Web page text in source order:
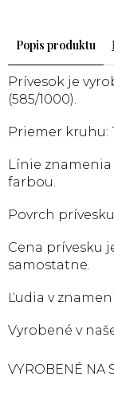
Popis
Prívesok je
(585/1000).
Priemer kruhu:
Línie
farbou.
Povrch
Cena prívesku
samostatne.
Ľudia v
Vyrobené v
VYROBENÉ NA